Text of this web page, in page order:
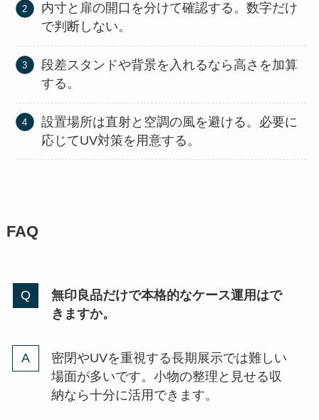
内寸と扉の開口を分けて確認する。数字だけ
で判断しない。
段差スタンドや背景を入れるなら高さを加算
する。
設置場所は直射と空調の風を避ける。必要に
応じてUV対策を用意する。
FAQ
無印良品だけで本格的なケース運用はで
きますか。
密閉やUVを重視する長期展示では難しい
場面が多いです。小物の整理と見せる収
納なら十分に活用できます。